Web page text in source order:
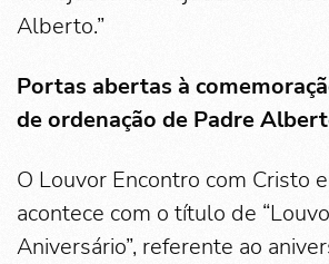
Alberto.”
Portas abertas à
de ordenação de Padre
O Louvor Encontro com Cristo
acontece com o título de
Aniversário”, referente ao